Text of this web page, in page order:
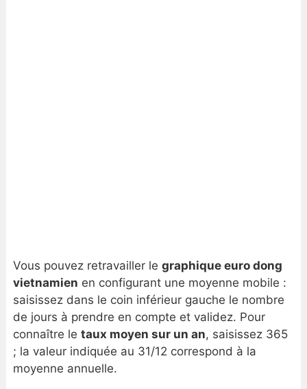
Vous pouvez retravailler le graphique euro dong
vietnamien en configurant une moyenne mobile :
saisissez dans le coin inférieur gauche le nombre
de jours à prendre en compte et validez. Pour
connaître le taux moyen sur un an, saisissez 365
; la valeur indiquée au 31/12 correspond à la
moyenne annuelle.